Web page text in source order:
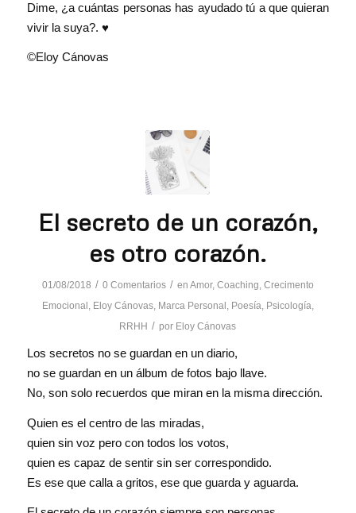
Dime, ¿a cuántas personas has ayudado tú a que quieran
vivir la suya?. ♥
©Eloy Cánovas
El secreto de un corazón,
es otro corazón.
01/08/2018 / 0 Comentarios / en Amor, Coaching, Crecimento
Emocional , Eloy Cánovas, Marca Personal , Poesía, Psicología,
RRHH / por Eloy Cánovas
Los secretos no se guardan en un diario,
no se guardan en un álbum de fotos bajo llave.
No, son solo recuerdos que miran en la misma dirección.
Quien es el centro de las miradas,
quien sin voz pero con todos los votos,
quien es capaz de sentir sin ser correspondido.
Es ese que calla a gritos, ese que guarda y aguarda.